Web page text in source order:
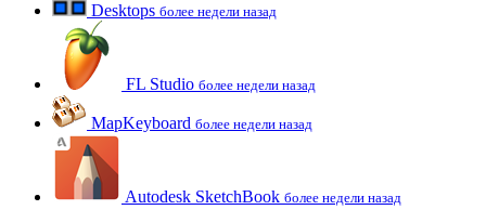
Desktops более недели назад
FL Studio более недели назад
MapKeyboard более недели назад
Autodesk SketchBook более недели назад